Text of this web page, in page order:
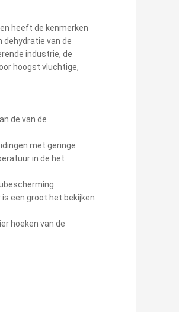
heeft de kenmerken
van de
industrie, de
hoogst vluchtige,
de van de
met geringe
in de het
een groot het bekijken
hoeken van de